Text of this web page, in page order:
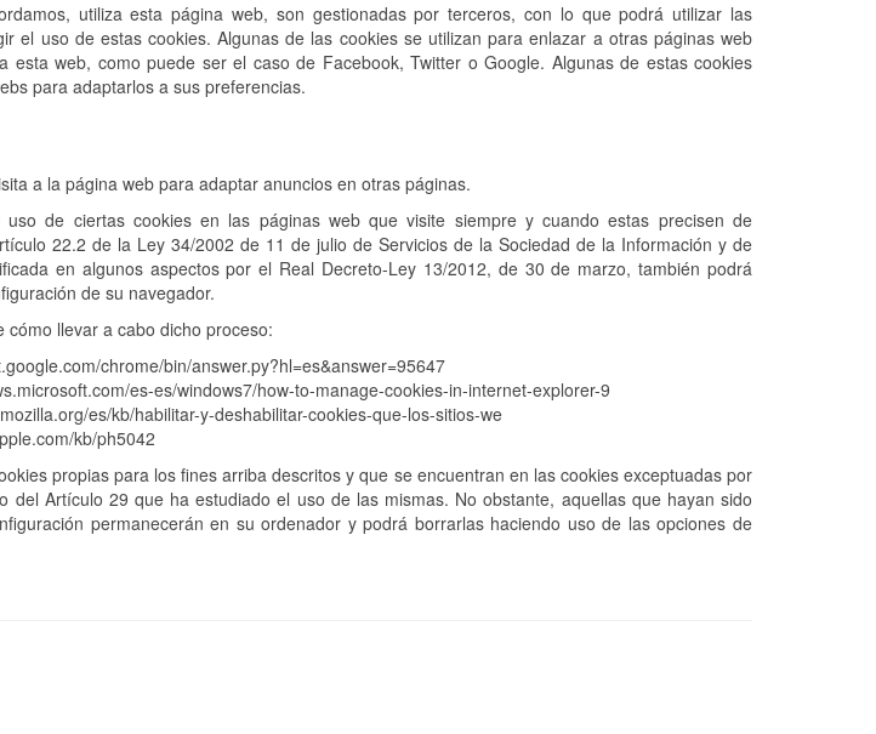
utiliza esta página web, son gestionadas por terceros, con lo que podrá utilizar las
el uso de estas cookies. Algunas de las cookies se utilizan para enlazar a otras páginas web
esta web, como puede ser el caso de Facebook, Twitter o Google. Algunas de estas cookies
para adaptarlos a sus preferencias.
a la página web para adaptar anuncios en otras páginas.
de ciertas cookies en las páginas web que visite siempre y cuando estas precisen de
22.2 de la Ley 34/2002 de 11 de julio de Servicios de la Sociedad de la Información y de
en algunos aspectos por el Real Decreto-Ley 13/2012, de 30 de marzo, también podrá
de su navegador.
llevar a cabo dicho proceso:
chrome/bin/answer.py?hl=es&answer=95647
es-es/windows7/how-to-manage-cookies-in-internet-explorer-9
es/kb/habilitar-y-deshabilitar-cookies-que-los-sitios-we
kb/ph5042
propias para los fines arriba descritos y que se encuentran en las cookies exceptuadas por
del Artículo 29 que ha estudiado el uso de las mismas. No obstante, aquellas que hayan sido
permanecerán en su ordenador y podrá borrarlas haciendo uso de las opciones de